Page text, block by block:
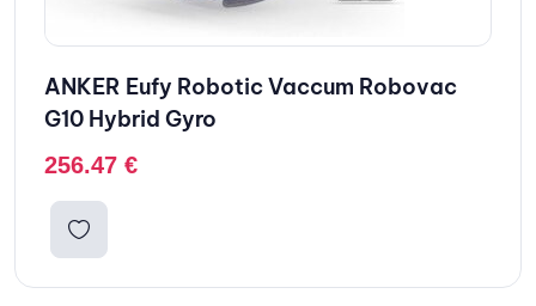
ANKER Eufy Robotic Vaccum Robovac
G10 Hybrid Gyro
256.47 €